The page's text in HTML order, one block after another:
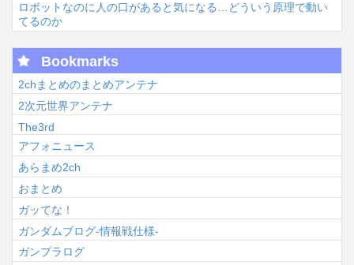
ロボットなのに人の口があると気になる…どういう原理で動い
てるのか
Bookmarks
2chまとめのまとめアンテナ
2次元世界アンテナ
The3rd
アフォニュース
あらまめ2ch
おまとめ
ガッてな！
ガンダムブログ-情報戦仕様-
ガンプラログ